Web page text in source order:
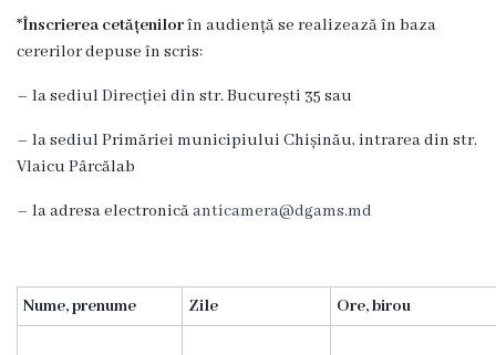
a
g
e
n
e
r
l
ă
*Înscrierea cetățenilorîn audiență se realizează în baza
cererilor depuse în scris:
– la sediul Direcției din str. București 35 sau
– la sediul Primăriei municipiului Chișinău, intrarea din str.
Vlaicu Pârcălab
– la adresa electronicăanticamera@dgams.md
Nume, prenume Zile Ore, birou